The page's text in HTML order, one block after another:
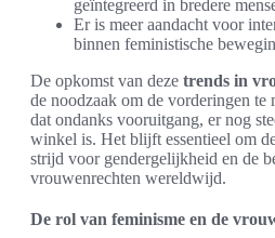
geïntegreerd in bredere
Er is meer aandacht voor
binnen feministische
De opkomst van deze trends in
de noodzaak om de vorderingen te
dat ondanks vooruitgang, er nog
winkel is. Het blijft essentieel om
strijd voor gendergelijkheid en de
vrouwenrechten wereldwijd.
De rol van feminisme en de